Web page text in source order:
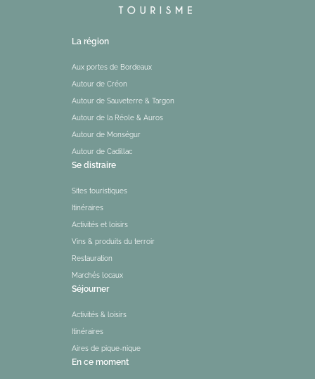
La région
Aux portes de Bordeaux
Autour de Créon
Autour de Sauveterre & Targon
Autour de la Réole & Auros
Autour de Monségur
Autour de Cadillac
Se distraire
Sites touristiques
Itinéraires
Activités et loisirs
Vins & produits du terroir
Restauration
Marchés locaux
Séjourner
Activités & loisirs
Itinéraires
Aires de pique-nique
En ce moment